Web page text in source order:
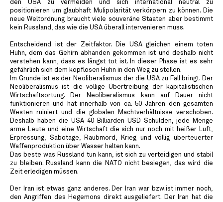
den USA zu vermeiden und sich international neutral zu
positionieren um glaubhaft Mulipolarität verkörpern zu können. Die
neue Weltordnung braucht viele souveräne Staaten aber bestimmt
kein Russland, das wie die USA überall intervenieren muss.
Entscheidend ist der Zeitfaktor. Die USA gleichen einem toten
Huhn, dem das Gehirn abhanden gekommen ist und deshalb nicht
verstehen kann, dass es längst tot ist. In dieser Phase ist es sehr
gefährlich sich dem kopflosen Huhn in den Weg zu stellen.
Im Grunde ist es der Neoliberalismus der die USA zu Fall bringt. Der
Neoliberalismus ist die völlige Übertreibung der kapitalistischen
Wirtschaftsortung. Der Neoliberalismus kann auf Dauer nicht
funktionieren und hat innerhalb von ca. 50 Jahren den gesamten
Westen ruiniert und die globalen Machtverhältnisse verschoben.
Deshalb haben die USA 40 Billiarden USD Schulden, jede Menge
arme Leute und eine Wirtschaft die sich nur noch mit heißer Luft,
Erpressung, Sabotage, Raubmord, Krieg und völlig überteuerter
Waffenproduktion über Wasser halten kann.
Das beste was Russland tun kann, ist sich zu verteidigen und stabil
zu bleiben. Russland kann die NATO nicht besiegen, das wird die
Zeit erledigen müssen.
Der Iran ist etwas ganz anderes. Der Iran war bzw.ist immer noch,
den Angriffen des Hegemons direkt ausgeliefert. Der Iran hat die